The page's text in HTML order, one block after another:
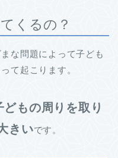
くるの？
な問題によって子ども
て起こります。
どもの周りを取り
きいです。